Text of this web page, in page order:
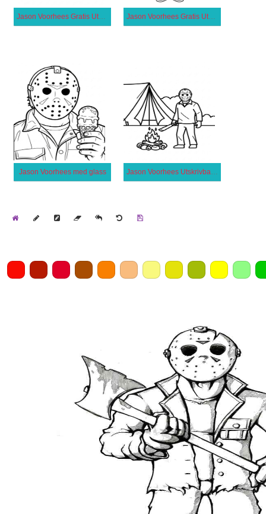
Jason Voorhees Gratis Utskrivbar Jason Voorhees Gratis Utskrivbar för Barn
Jason Voorhees med glass Jason Voorhees Utskrivbar för Barn